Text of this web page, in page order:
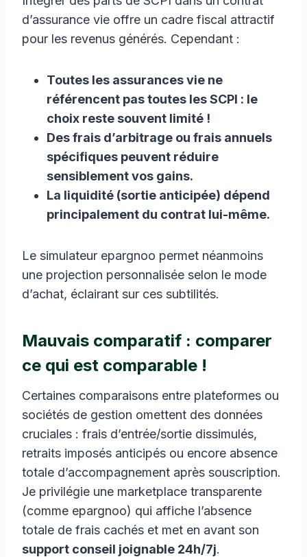
d’assurance vie offre un cadre fiscal attractif
pour les revenus générés. Cependant :
Toutes les assurances vie ne
référencent pas toutes les SCPI : le
choix reste souvent limité !
Des frais d’arbitrage ou frais annuels
spécifiques peuvent réduire
sensiblement vos gains.
La liquidité (sortie anticipée) dépend
principalement du contrat lui-même.
Le simulateur epargnoo permet néanmoins
une projection personnalisée selon le mode
d’achat, éclairant sur ces subtilités.
Mauvais comparatif : comparer
ce qui est comparable !
Certaines comparaisons entre plateformes ou
sociétés de gestion omettent des données
cruciales : frais d’entrée/sortie dissimulés,
retraits imposés anticipés ou encore absence
totale d’accompagnement après souscription.
Je privilégie une marketplace transparente
(comme epargnoo) qui affiche l’absence
totale de frais cachés et met en avant son
support conseil joignable 24h/7j.